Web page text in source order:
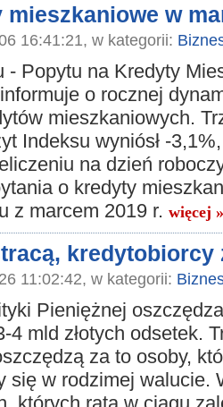
w
16:41:21, w kategorii:
- Popytu na Kredyty
o rocznej
mieszkaniowych.
Indeksu wyniósł -
na dzień
o kredyty
z marcem 2019 r. więcej »
kredytobiorcy
11:02:42, w kategorii:
Pieniężnej
4 mld złotych odsetek.
za to osoby,
się w rodzimej walucie.